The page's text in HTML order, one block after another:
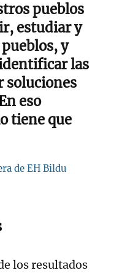
pueblos
estudiar y
y
las
soluciones
eso
tiene que
de EH Bildu
los resultados